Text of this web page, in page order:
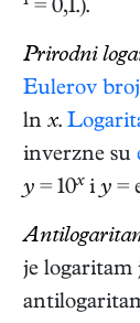
= 0,1.).
Prirodni
Eulerov broj
ln x.
inverzne su
y = 10x iy =
je